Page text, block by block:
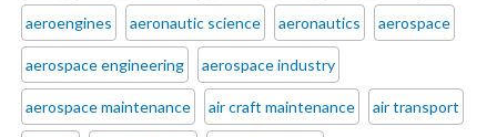
aeroengines aeronautic science aeronautics aerospace
aerospace engineering aerospace industry
aerospace maintenance air craft maintenance air transport